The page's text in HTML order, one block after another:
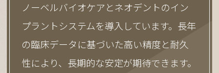
ノーベルバイオケアとネオデントのイン
プラントシステムを導入しています。長年
の臨床データに基づいた高い精度と耐久
性により、長期的な安定が期待できます。